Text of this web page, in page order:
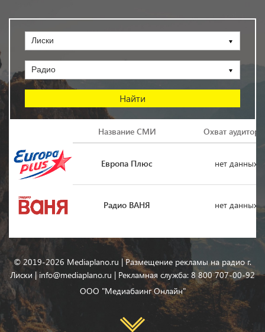
Лиски
Радио
Название СМИ Охват
Европа Плюс нет данных
Радио ВАНЯ нет данных
© 2019-2026 Mediaplano.ru | Размещение рекламы на радио г.
Лиски | info@mediaplano.ru | Рекламная служба: 8 800 707-00-92
ООО "Медиабаинг Онлайн"